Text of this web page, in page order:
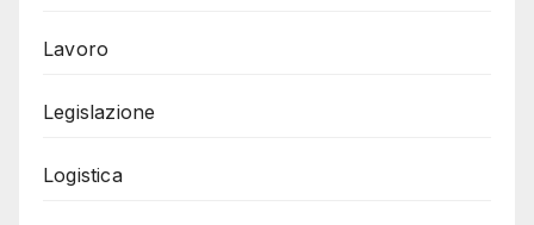
Lavoro
Legislazione
Logistica